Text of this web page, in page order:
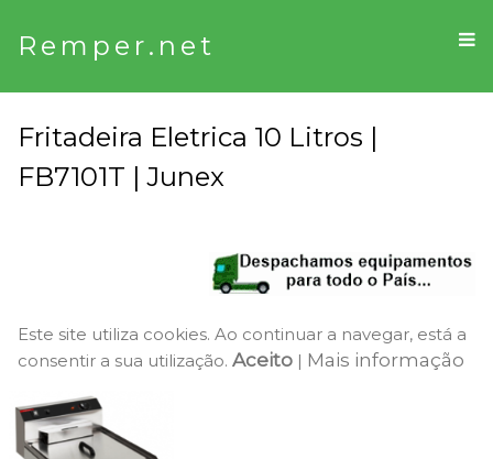
Remper.net
Fritadeira Eletrica 10 Litros |
FB7101T | Junex
Este site utiliza cookies. Ao continuar a navegar, está a
consentir a sua utilização. Aceito | Mais informação